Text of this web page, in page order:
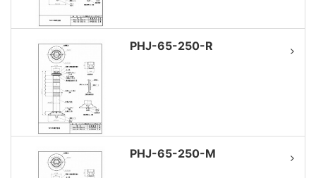
PHJ-65-250-R
PHJ-65-250-M